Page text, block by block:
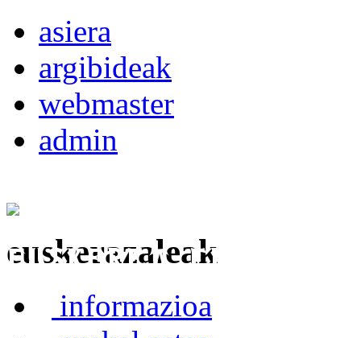
asiera
argibideak
webmaster
admin
Euskerea Erabilte
euskerazaleak
informazioa